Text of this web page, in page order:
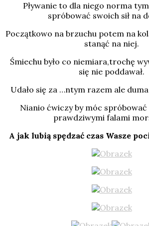
Pływanie to dla niego norma
spróbować swoich sił na
Początkowo na brzuchu potem na
stanąć na niej.
Śmiechu było co niemiara,trochę
się nie poddawał.
Udało się za …ntym razem ale
Nianio ćwiczy by móc
prawdziwymi falami
A jak lubią spędzać czas Wasze